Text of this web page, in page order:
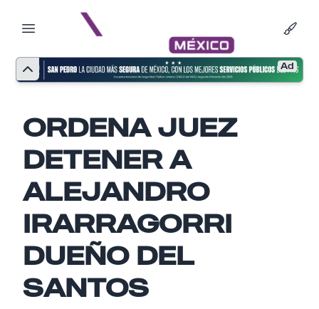
Ad
ORDENA JUEZ
DETENER A
ALEJANDRO
IRARRAGORRI
DUEÑO DEL
SANTOS